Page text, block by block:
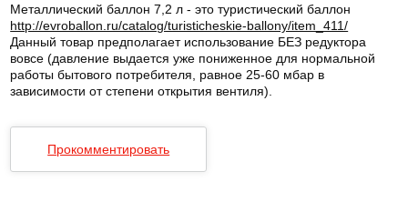
Металлический баллон 7,2 л - это туристический баллон
http://evroballon.ru/catalog/turisticheskie-ballony/item_411/
Данный товар предполагает использование БЕЗ редуктора
вовсе (давление выдается уже пониженное для нормальной
работы бытового потребителя, равное 25-60 мбар в
зависимости от степени открытия вентиля).
Прокомментировать